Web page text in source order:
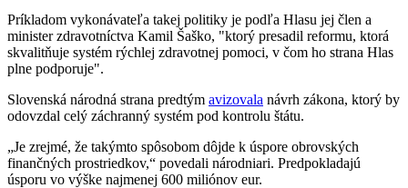
Príkladom vykonávateľa takej politiky je podľa Hlasu jej člen a
minister zdravotníctva Kamil Šaško, "ktorý presadil reformu, ktorá
skvalitňuje systém rýchlej zdravotnej pomoci, v čom ho strana Hlas
plne podporuje".
Slovenská národná strana predtým avizovala návrh zákona, ktorý by
odovzdal celý záchranný systém pod kontrolu štátu.
„Je zrejmé, že takýmto spôsobom dôjde k úspore obrovských
finančných prostriedkov,“ povedali národniari. Predpokladajú
úsporu vo výške najmenej 600 miliónov eur.